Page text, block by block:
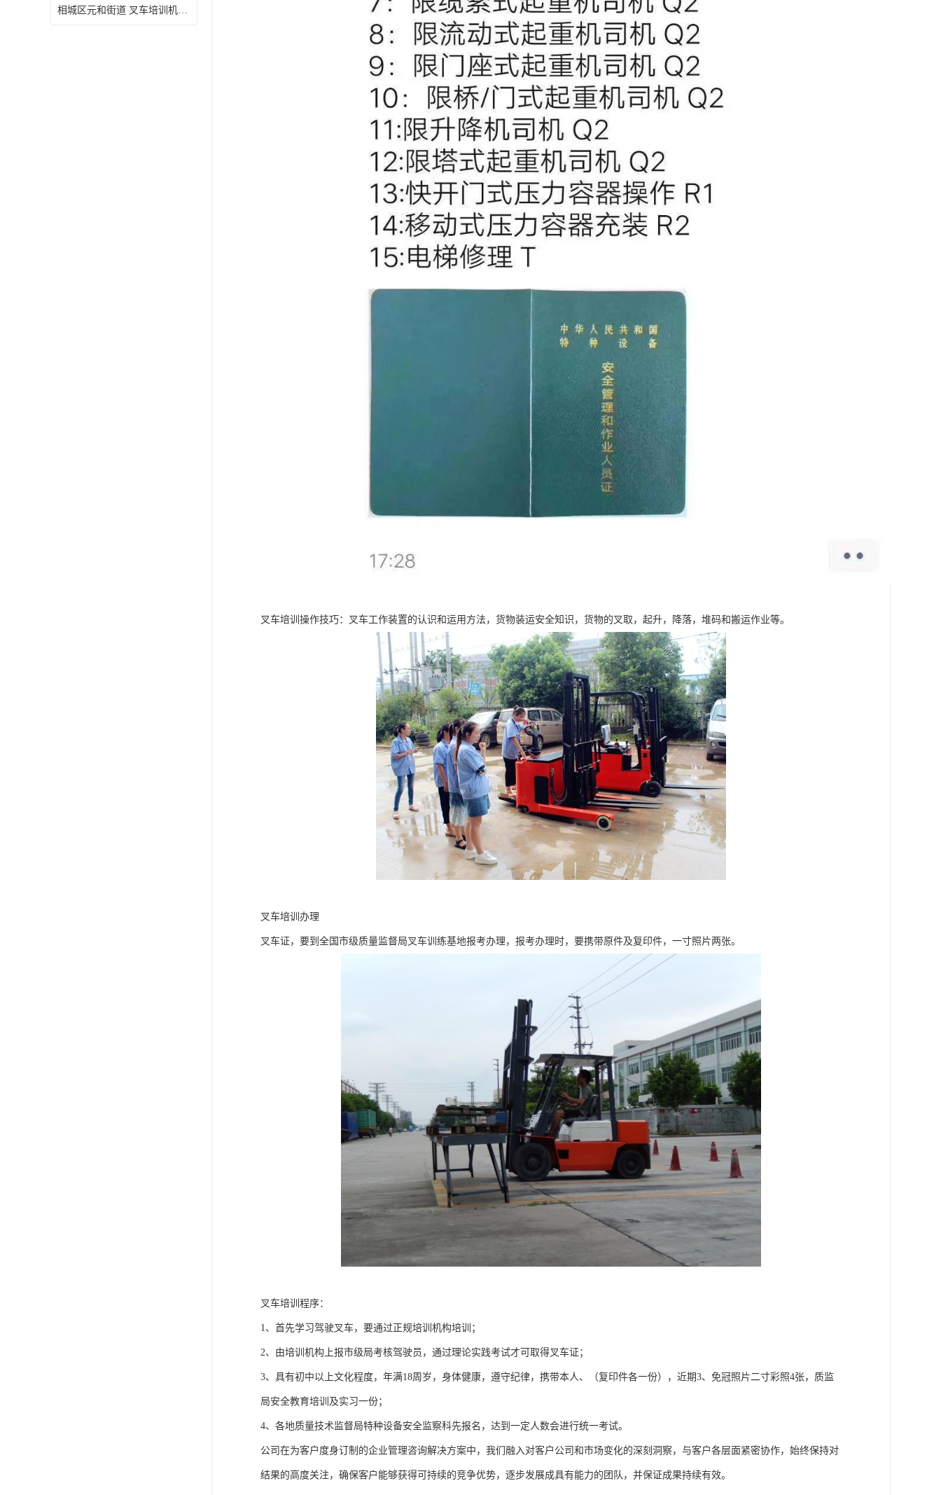
相城区元和街道 叉车培训机构 如何选择很重要
叉车培训操作技巧：叉车工作装置的认识和运用方法，货物装运安全知识，货物的叉取，起升，降落，堆码和搬运作业等。
叉车培训办理
叉车证，要到全国市级质量监督局叉车训练基地报考办理，报考办理时，要携带原件及复印件，一寸照片两张。
叉车培训程序：
1、首先学习驾驶叉车，要通过正规培训机构培训；
2、由培训机构上报市级局考核驾驶员，通过理论实践考试才可取得叉车证；
3、具有初中以上文化程度，年满18周岁，身体健康，遵守纪律，携带本人、（复印件各一份），近期3、免冠照片二寸彩照4张，质监
局安全教育培训及实习一份；
4、各地质量技术监督局特种设备安全监察科先报名，达到一定人数会进行统一考试。
公司在为客户度身订制的企业管理咨询解决方案中，我们融入对客户公司和市场变化的深刻洞察，与客户各层面紧密协作，始终保持对
结果的高度关注，确保客户能够获得可持续的竞争优势，逐步发展成具有能力的团队，并保证成果持续有效。